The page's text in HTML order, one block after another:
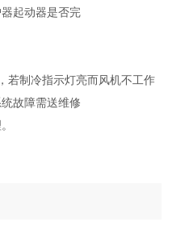
起动器是否完
若制冷指示灯亮而风机不工作
故障需送维修